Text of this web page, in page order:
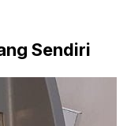
Sendiri